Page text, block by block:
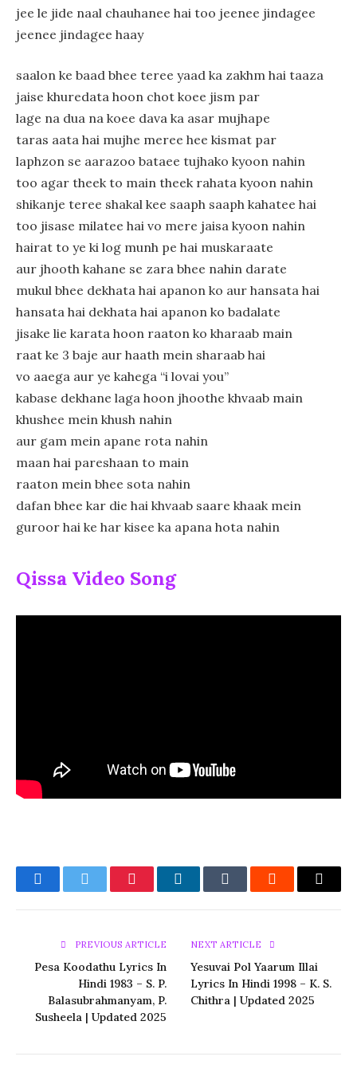
jee le jide naal chauhanee hai too jeenee jindagee
jeenee jindagee haay
saalon ke baad bhee teree yaad ka zakhm hai taaza
jaise khuredata hoon chot koee jism par
lage na dua na koee dava ka asar mujhape
taras aata hai mujhe meree hee kismat par
laphzon se aarazoo bataee tujhako kyoon nahin
too agar theek to main theek rahata kyoon nahin
shikanje teree shakal kee saaph saaph kahatee hai
too jisase milatee hai vo mere jaisa kyoon nahin
hairat to ye ki log munh pe hai muskaraate
aur jhooth kahane se zara bhee nahin darate
mukul bhee dekhata hai apanon ko aur hansata hai
hansata hai dekhata hai apanon ko badalate
jisake lie karata hoon raaton ko kharaab main
raat ke 3 baje aur haath mein sharaab hai
vo aaega aur ye kahega “i lovai you”
kabase dekhane laga hoon jhoothe khvaab main
khushee mein khush nahin
aur gam mein apane rota nahin
maan hai pareshaan to main
raaton mein bhee sota nahin
dafan bhee kar die hai khvaab saare khaak mein
guroor hai ke har kisee ka apana hota nahin
Qissa Video Song
FacebookTwitter PinterestLinkedInTumblr Reddit Email
PREVIOUS ARTICLE
Pesa Koodathu Lyrics In
Hindi 1983 – S. P.
Balasubrahmanyam, P.
Susheela | Updated 2025
NEXT ARTICLE
Yesuvai Pol Yaarum Illai
Lyrics In Hindi 1998 – K. S.
Chithra | Updated 2025